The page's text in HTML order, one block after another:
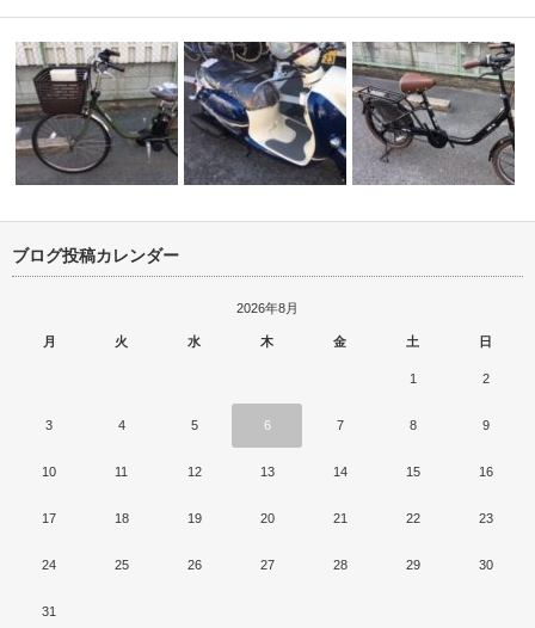
リヂス
パナソニック ビビＤＸ 限定
さがサイクル交野店、ミ
ブログ投稿カレンダー
2026年8月
月 火 水 木 金 土 日
1 2
3 4 5 6 7 8 9
10 11 12 13 14 15 16
17 18 19 20 21 22 23
24 25 26 27 28 29 30
31